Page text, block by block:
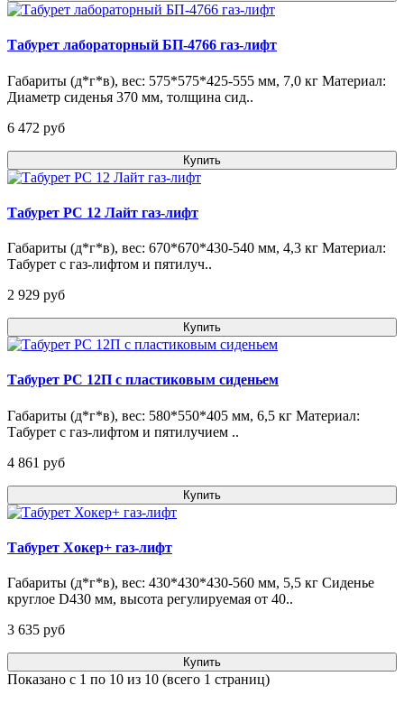
Табурет лабораторный БП-4766 газ-лифт
Габариты (д*г*в), вес: 575*575*425-555 мм, 7,0 кг Материал:
Диаметр сиденья 370 мм, толщина сид..
6 472 pуб
Купить
Табурет РС 12 Лайт газ-лифт
Габариты (д*г*в), вес: 670*670*430-540 мм, 4,3 кг Материал:
Табурет с газ-лифтом и пятилуч..
2 929 pуб
Купить
Табурет РС 12П с пластиковым сиденьем
Габариты (д*г*в), вес: 580*550*405 мм, 6,5 кг Материал:
Табурет с газ-лифтом и пятилучием ..
4 861 pуб
Купить
Табурет Хокер+ газ-лифт
Габариты (д*г*в), вес: 430*430*430-560 мм, 5,5 кг Сиденье
круглое D430 мм, высота регулируемая от 40..
3 635 pуб
Купить
Показано с 1 по 10 из 10 (всего 1 страниц)